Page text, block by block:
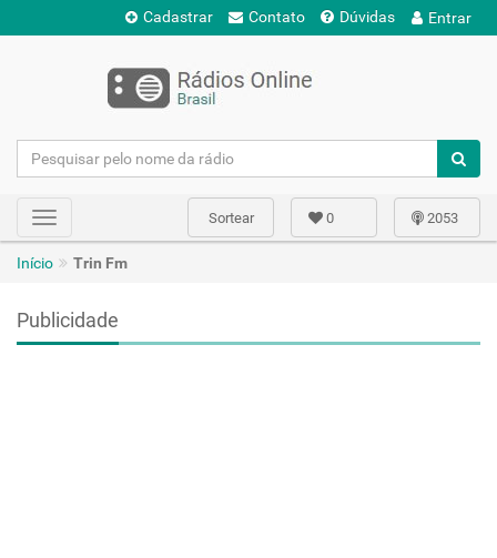
Cadastrar Contato Dúvidas Entrar
Toggle
navigation
2053
0
Sortear
Início Trin Fm
Publicidade